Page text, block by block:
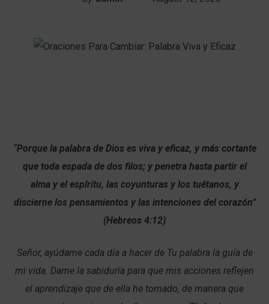
“Porque la palabra de Dios es viva y eficaz, y más cortante
que toda espada de dos filos; y penetra hasta partir el
alma y el espíritu, las coyunturas y los tuétanos, y
discierne los pensamientos y las intenciones del corazón”
(Hebreos 4:12)
Señor, ayúdame cada día a hacer de Tu palabra la guía de
mi vida. Dame la sabiduría para que mis acciones reflejen
el aprendizaje que de ella he tomado, de manera que